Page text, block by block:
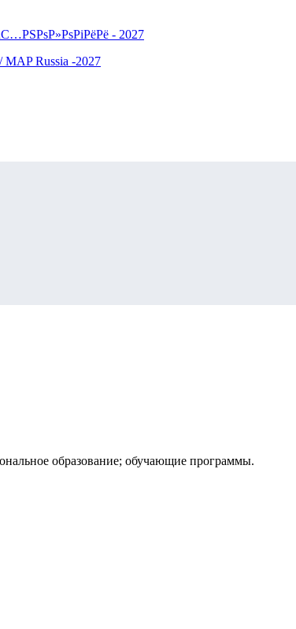
образование; обучающие программы.